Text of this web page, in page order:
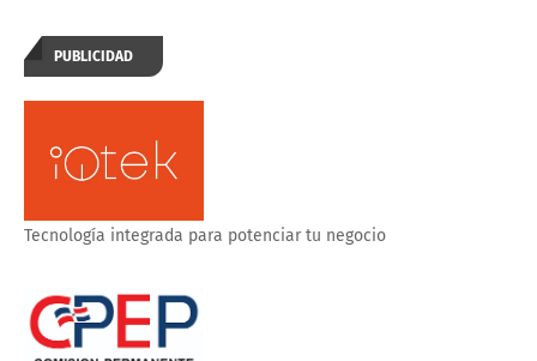
PUBLICIDAD
Tecnología integrada para potenciar tu negocio